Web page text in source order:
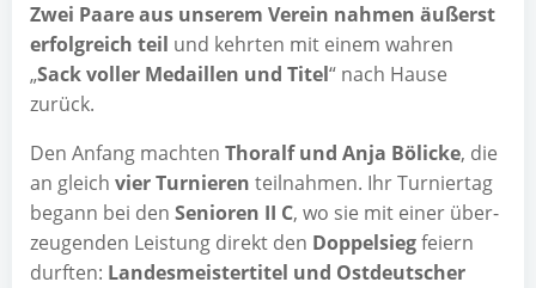
Zwei Paa­re aus unse­rem Ver­ein nah­men äußerst
erfolg­reich teil und kehr­ten mit einem wah­ren
„Sack vol­ler Medail­len und Titel“ nach Hau­se
zurück.
Den Anfang mach­ten Tho­ralf und Anja Böli­cke, die
an gleich vier Tur­nie­ren teil­nah­men. Ihr Tur­nier­tag
begann bei den Senio­ren II C, wo sie mit einer über­
zeu­gen­den Leis­tung direkt den Dop­pel­siegfei­ern
durf­ten: Lan­des­meis­ter­ti­tel und Ost­deut­scher